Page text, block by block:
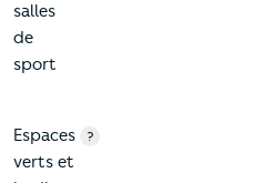
salles
de
sport
Espaces
verts et
?